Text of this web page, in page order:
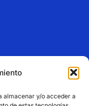
almacenar y/o acceder a
noticias y